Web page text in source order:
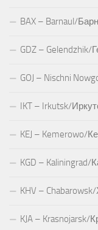
BAX – Barnaul/
GDZ – Gelendzhik/
GOJ – Nischni
IKT – Irkutsk/
KEJ – Kemerowo/
KGD – Kaliningrad/
KHV –
KJA – Krasnojarsk/